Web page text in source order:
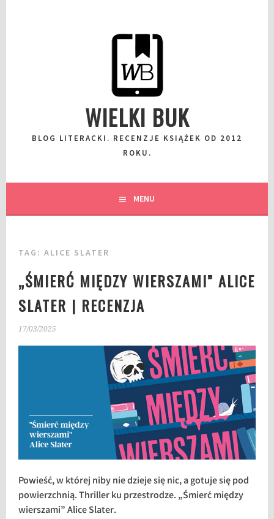
WIELKI BUK
BLOG LITERACKI. RECENZJE KSIĄŻEK OD 2012
ROKU.
MENU
TAG:ALICE SLATER
„ŚMIERĆ MIĘDZY WIERSZAMI” ALICE
SLATER | RECENZJA
17/03/2025
Powieść, w której niby nie dzieje się nic, a gotuje się pod
powierzchnią. Thriller ku przestrodze. „Śmierć między
wierszami” Alice Slater.